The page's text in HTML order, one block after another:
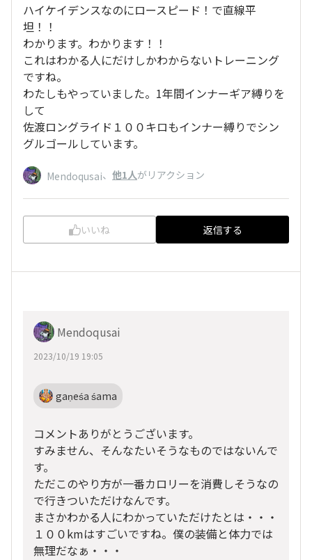
ハイケイデンスなのにロースピード！で直線平
坦！！
わかります。わかります！！
これはわかる人にだけしかわからないトレーニング
ですね。
わたしもやっていました。1年間インナーギア縛りを
して
佐渡ロングライド１００キロもインナー縛りでシン
グルゴールしています。
Mendoqusai、 他1人がリアクション
いいね 返信する
Mendoqusai
2023/10/19 19:05
gaṇeśa śama
コメントありがとうございます。
すみません、そんなたいそうなものではないんで
す。
ただこのやり方が一番カロリーを消費しそうなの
で行きついただけなんです。
まさかわかる人にわかっていただけたとは・・・
１００kmはすごいですね。僕の装備と体力では
無理だなぁ・・・